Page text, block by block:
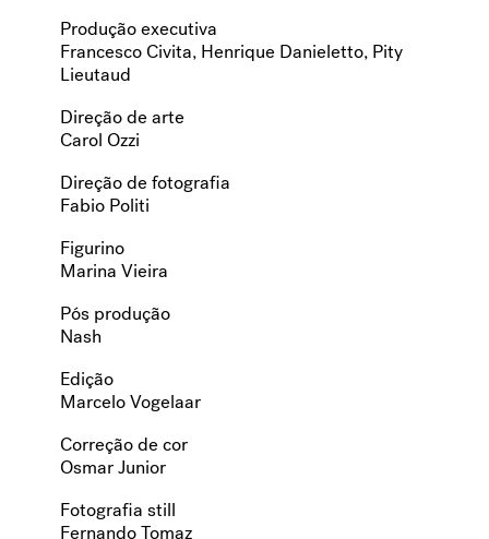
Produção executiva
Francesco Civita, Henrique Danieletto, Pity
Lieutaud
Direção de arte
Carol Ozzi
Direção de fotografia
Fabio Politi
Figurino
Marina Vieira
Pós produção
Nash
Edição
Marcelo Vogelaar
Correção de cor
Osmar Junior
Fotografia still
Fernando Tomaz